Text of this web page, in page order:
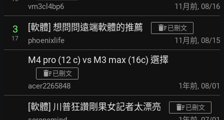
vm3cl4bp6 11月前, 08/16
3
17
[軟體] 想問問遠端軟體的推薦 已刪文
phoenixlife 11月前, 08/15
M4 pro (12 c) vs M3 max (16c) 選擇
已刪文
acer2265848 1年前, 08/01
[軟體] 川普狂讚剛果女記者太漂亮 已刪文